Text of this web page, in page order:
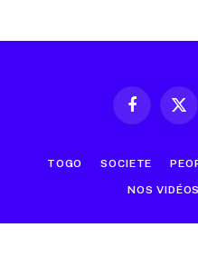
FacebookX
TOGO SOCIETE
NOS VIDÉOS